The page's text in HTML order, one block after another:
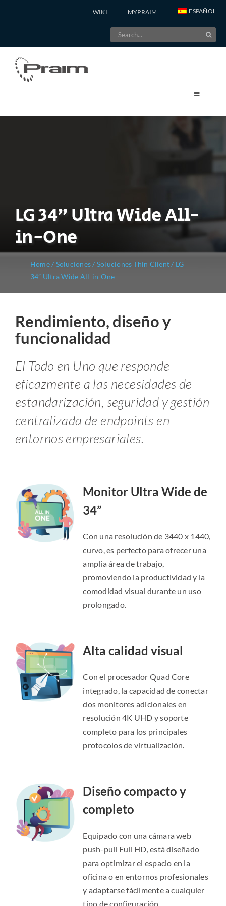
WIKI MYPRAIM ESPAÑOL
Search
for:
LG 34” Ultra Wide All-
in-One
Home/ Soluciones/ Soluciones Thin Client/ LG
34” Ultra Wide All-in-One
Rendimiento, diseño y
funcionalidad
El Todo en Uno que responde
eficazmente a las necesidades de
estandarización, seguridad y gestión
centralizada de endpoints en
entornos empresariales.
Monitor Ultra Wide de
34”
Con una resolución de 3440 x 1440,
curvo, es perfecto para ofrecer una
amplia área de trabajo,
promoviendo la productividad y la
comodidad visual durante un uso
prolongado.
Alta calidad visual
Con el procesador Quad Core
integrado, la capacidad de conectar
dos monitores adicionales en
resolución 4K UHD y soporte
completo para los principales
protocolos de virtualización.
Diseño compacto y
completo
Equipado con una cámara web
push-pull Full HD, está diseñado
para optimizar el espacio en la
oficina o en entornos profesionales
y adaptarse fácilmente a cualquier
tipo de configuración.